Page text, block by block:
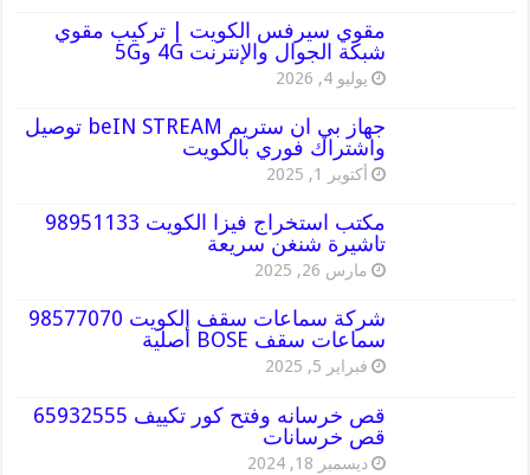
مقوي سيرفس الكويت | تركيب مقوي
شبكة الجوال والإنترنت 4G و5G
يوليو 4, 2026
جهاز بي ان ستريم beIN STREAM توصيل
واشتراك فوري بالكويت
أكتوبر 1, 2025
مكتب استخراج فيزا الكويت 98951133
تاشيرة شنغن سريعة
مارس 26, 2025
شركة سماعات سقف الكويت 98577070
سماعات سقف BOSE أصلية
فبراير 5, 2025
قص خرسانه وفتح كور تكييف 65932555
قص خرسانات
ديسمبر 18, 2024